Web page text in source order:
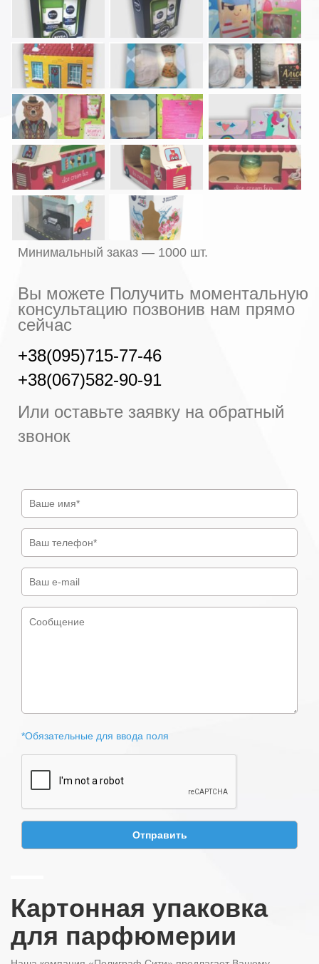
Минимальный заказ — 1000 шт.
Вы можете Получить моментальную
консультацию позвонив нам прямо
сейчас
+38(095)715-77-46
+38(067)582-90-91
Или оставьте заявку на обратный
звонок
*Обязательные для ввода поля
Картонная упаковка
для парфюмерии